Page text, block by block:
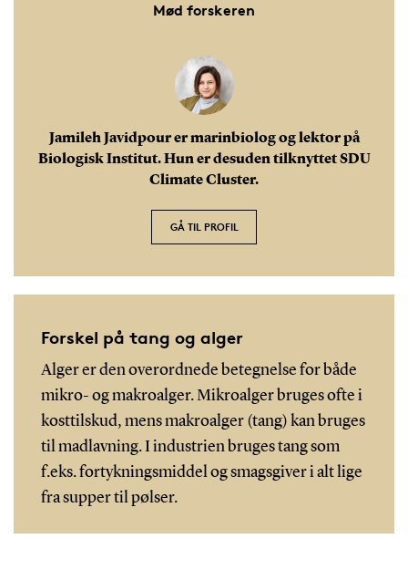
Mød forskeren
Jamileh Javidpour er marinbiolog og lektor på
Biologisk Institut. Hun er desuden tilknyttet SDU
Climate Cluster.
GÅ TIL PROFIL
Forskel på tang og alger
Alger er den overordnede betegnelse for både
mikro- og makroalger. Mikroalger bruges ofte i
kosttilskud, mens makroalger (tang) kan bruges
til madlavning. I industrien bruges tang som
f.eks. fortykningsmiddel og smagsgiver i alt lige
fra supper til pølser.